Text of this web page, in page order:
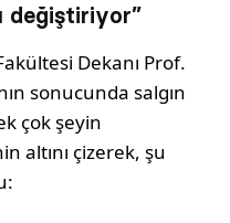
değiştiriyor”
Dekanı Prof.
sonucunda salgın
çok şeyin
altını çizerek, şu